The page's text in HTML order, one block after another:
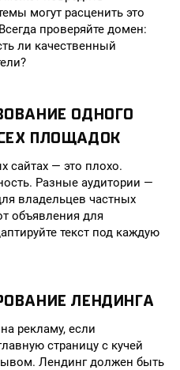
могут расценить это
проверяйте домен:
ли качественный
ОДНОГО
ПЛОЩАДОК
сайтах — это плохо.
Разные аудитории —
владельцев частных
объявления для
текст под каждую
ЛЕНДИНГА
рекламу, если
страницу с кучей
Лендинг должен быть